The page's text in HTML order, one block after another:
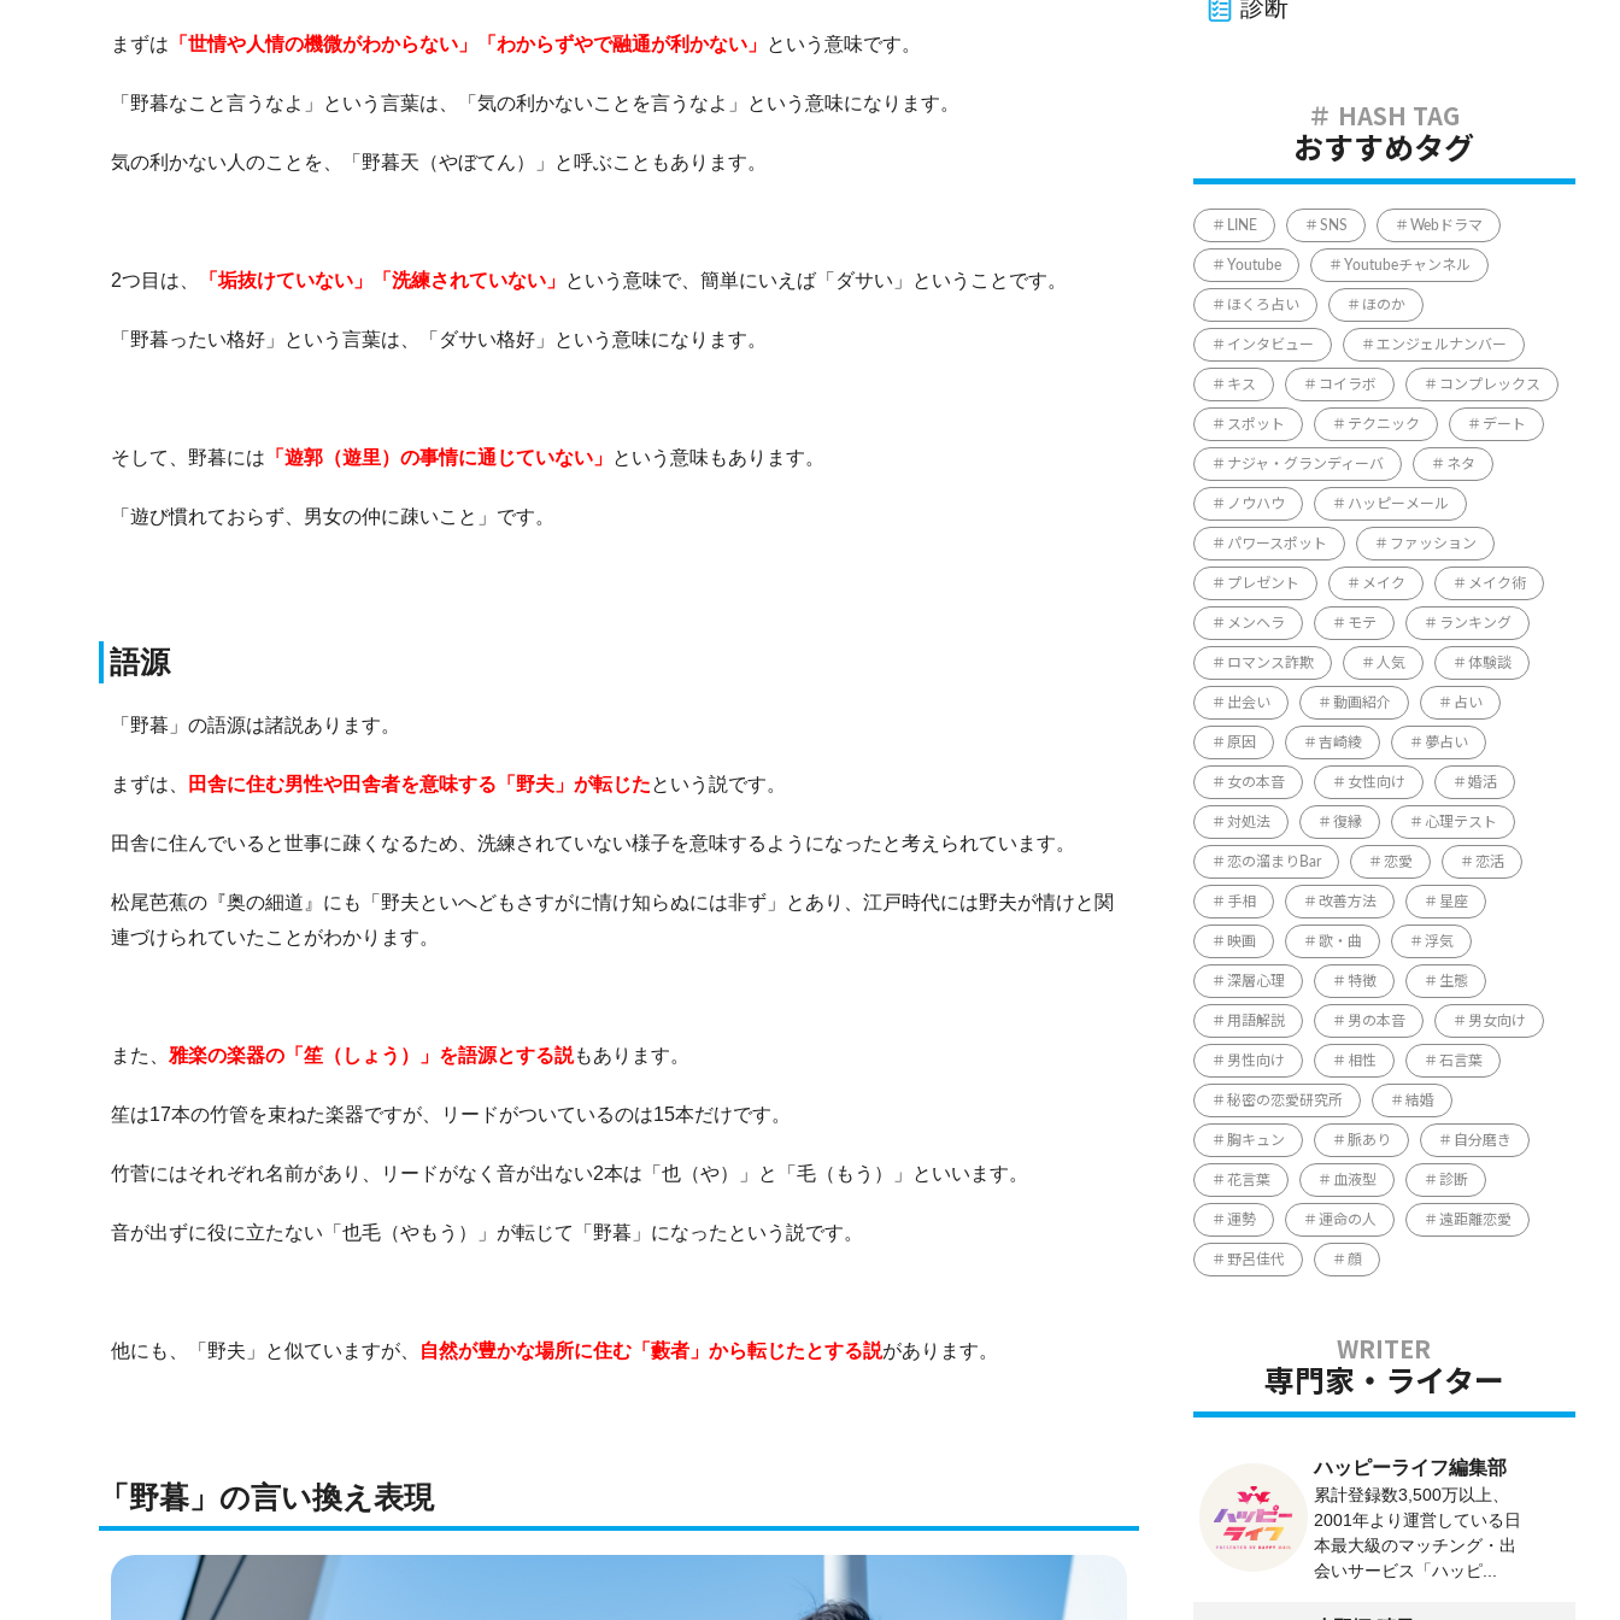
まずは 「世情や人情の機微がわからない」「わからずやで融通が利かない」 という意味です。
「野暮なこと言うなよ」という言葉は、「気の利かないことを言うなよ」という意味になります。
気の利かない人のことを、「野暮天（やぼてん）」と呼ぶこともあります。
2つ目は、 「垢抜けていない」「洗練されていない」 という意味で、簡単にいえば「ダサい」ということです。
「野暮ったい格好」という言葉は、「ダサい格好」という意味になります。
そして、野暮には 「遊郭（遊里）の事情に通じていない」 という意味もあります。
「遊び慣れておらず、男女の仲に疎いこと」です。
語源
「野暮」の語源は諸説あります。
まずは、 田舎に住む男性や田舎者を意味する「野夫」が転じたという説です。
田舎に住んでいると世事に疎くなるため、洗練されていない様子を意味するようになったと考えられています。
松尾芭蕉の『奥の細道』にも「野夫といへどもさすがに情け知らぬには非ず」とあり、江戸時代には野夫が情けと関
連づけられていたことがわかります。
また、 雅楽の楽器の「笙（しょう）」を語源とする説もあります。
笙は17本の竹管を束ねた楽器ですが、リードがついているのは15本だけです。
竹菅にはそれぞれ名前があり、リードがなく音が出ない2本は「也（や）」と「毛（もう）」といいます。
音が出ずに役に立たない「也毛（やもう）」が転じて「野暮」になったという説です。
他にも、「野夫」と似ていますが、 自然が豊かな場所に住む「藪者」から転じたとする説があります。
「野暮」の言い換え表現
診断
おすすめタグ
LINE SNS Webドラマ
Youtube Youtubeチャンネル
ほくろ占い ほのか
インタビュー エンジェルナンバー
キス コイラボ コンプレックス
スポット テクニック デート
ナジャ・グランディーバ ネタ
ノウハウ ハッピーメール
パワースポット ファッション
プレゼント メイク メイク術
メンヘラ モテ ランキング
ロマンス詐欺 人気 体験談
出会い 動画紹介 占い
原因 吉崎綾 夢占い
女の本音 女性向け 婚活
対処法 復縁 心理テスト
恋の溜まりBar 恋愛 恋活
手相 改善方法 星座
映画 歌・曲 浮気
深層心理 特徴 生態
用語解説 男の本音 男女向け
男性向け 相性 石言葉
秘密の恋愛研究所 結婚
胸キュン 脈あり 自分磨き
花言葉 血液型 診断
運勢 運命の人 遠距離恋愛
野呂佳代 顔
専門家・ライター
ハッピーライフ編集部
累計登録数3,500万以上、
2001年より運営している日
本最大級のマッチング・出
会いサービス「ハッピ...